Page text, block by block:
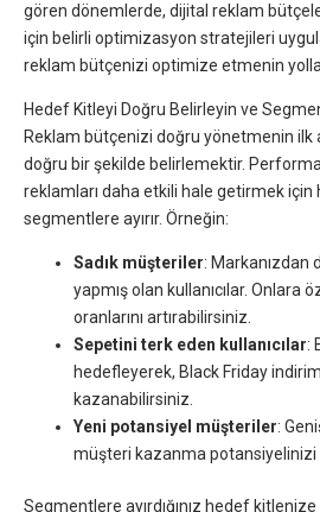
gören dönemlerde, dijital reklam
için belirli optimizasyon stratejileri
reklam bütçenizi optimize etmenin
Hedef Kitleyi Doğru Belirleyin ve
Reklam bütçenizi doğru yönetmenin ilk
doğru bir şekilde belirlemektir.
reklamları daha etkili hale getirmek için
segmentlere ayırır. Örneğin:
Sadık müşteriler: Markanızdan
yapmış olan kullanıcılar. Onlara
oranlarını artırabilirsiniz.
Sepetini terk eden kullanıcılar:
hedefleyerek, Black Friday
kazanabilirsiniz.
Yeni potansiyel müşteriler:
müşteri kazanma potansiyelinizi
Segmentlere ayırdığınız hedef